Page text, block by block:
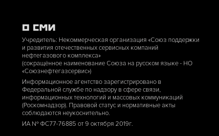
О СМИ
Учредитель: Некоммерческая организация «Союз поддержки
и развития отечественных сервисных компаний
нефтегазового комплекса»
(сокращённое наименование Союза на русском языке - НО
«Союзнефтегазсервис»)
Информационное агентство зарегистрировано в
Федеральной службе по надзору в сфере связи,
информационных технологий и массовых коммуникаций
(Роскомнадзор). Правовой статус и нормативные акты
соблюдаются неукоснительно.
ИА № ФС77-76885 от 9 октября 2019г.